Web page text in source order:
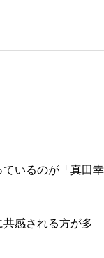
いるのが「真田幸
感される方が多